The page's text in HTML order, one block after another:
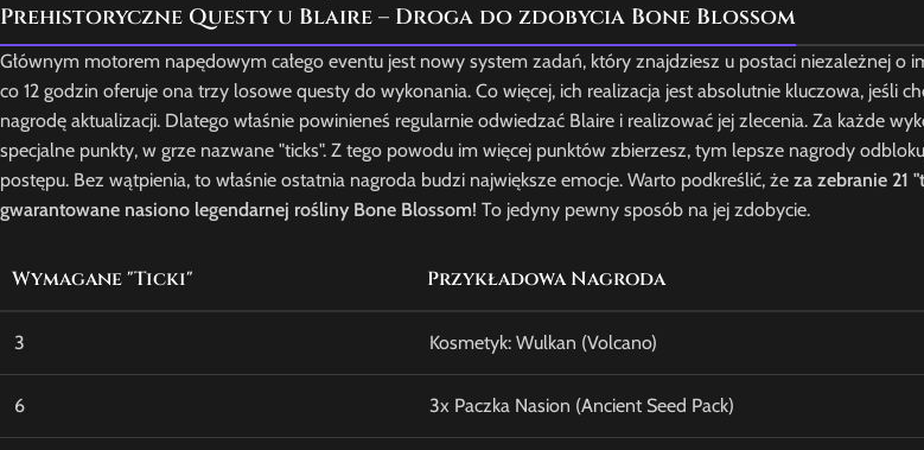
Prehistoryczne Questy u Blaire – Droga do zdobycia Bone Blossom
Głównym motorem napędowym całego eventu jest nowy system zadań, który znajdziesz u postaci niezależnej o
co 12 godzin oferuje ona trzy losowe questy do wykonania. Co więcej, ich realizacja jest absolutnie kluczowa, jeśli
nagrodę aktualizacji. Dlatego właśnie powinieneś regularnie odwiedzać Blaire i realizować jej zlecenia. Za każde
specjalne punkty, w grze nazwane "ticks". Z tego powodu im więcej punktów zbierzesz, tym lepsze nagrody
postępu. Bez wątpienia, to właśnie ostatnia nagroda budzi największe emocje. Warto podkreślić, że za zebranie 21
gwarantowane nasiono legendarnej rośliny Bone Blossom! To jedyny pewny sposób na jej zdobycie.
Wymagane "Ticki" Przykładowa Nagroda
3 Kosmetyk: Wulkan (Volcano)
6 3x Paczka Nasion (Ancient Seed Pack)